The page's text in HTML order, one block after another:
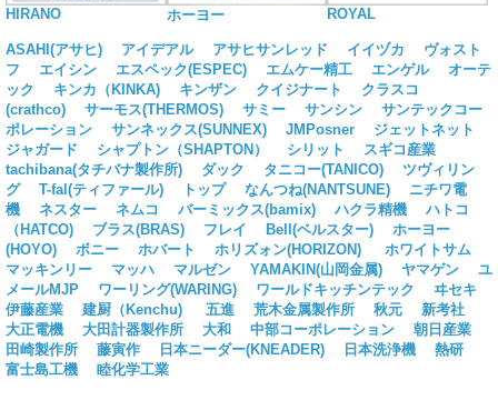
HIRANO ホーヨー ROYAL
ASAHI(アサヒ) アイデアル アサヒサンレッド イイヅカ
ヴォスト
フ
エイシン エスペック(ESPEC) エムケー精工 エンゲル
オーテ
ック
キンカ（KINKA) キンザン クイジナート
クラスコ
(crathco)
サーモス(THERMOS) サミー サンシン
サンテックコー
ポレーション
サンネックス(SUNNEX) JMPosner
ジェットネット
ジャガード
シャプトン（SHAPTON） シリット
スギコ産業
tachibana(タチバナ製作所)
ダック タニコー(TANICO)
ツヴィリン
グ
T-fal(ティファール) トップ なんつね(NANTSUNE)
ニチワ電
機
ネスター ネムコ バーミックス(bamix) ハクラ精機
ハトコ
（HATCO)
ブラス(BRAS) フレイ Bell(ベルスター)
ホーヨー
(HOYO)
ボニー ホバート ホリズォン(HORIZON)
ホワイトサム
マッキンリー
マッハ マルゼン YAMAKIN(山岡金属) ヤマゲン
ユ
メールMJP
ワーリング(WARING) ワールドキッチンテック
ヰセキ
伊藤産業
建厨（Kenchu) 五進 荒木金属製作所 秋元
新考社
大正電機
大田計器製作所 大和 中部コーポレーション
朝日産業
田崎製作所
藤寅作 日本ニーダー(KNEADER) 日本洗浄機
熱研
富士島工機
睦化学工業